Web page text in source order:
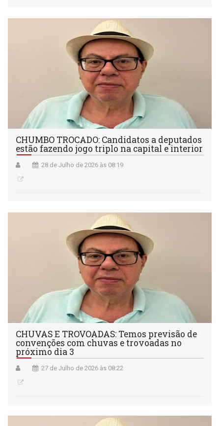
CHUMBO TROCADO: Candidatos a deputados
estão fazendo jogo triplo na capital e interior
28 de Julho de 2026 às 08:19
CHUVAS E TROVOADAS: Temos previsão de
convenções com chuvas e trovoadas no
próximo dia 3
27 de Julho de 2026 às 08:22